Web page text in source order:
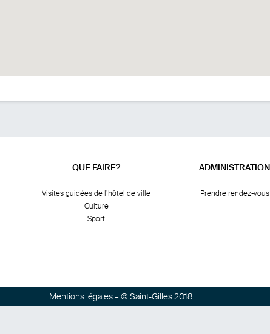
QUE FAIRE?
Visites guidées de l’hôtel de ville
Culture
Sport
ADMINISTRATION
Prendre rendez-vous
Mentions légales– © Saint-Gilles 2018